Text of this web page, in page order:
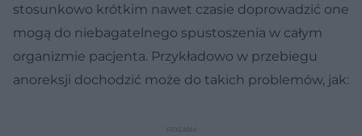
stosunkowo krótkim nawet czasie doprowadzić one
mogą do niebagatelnego spustoszenia w całym
organizmie pacjenta. Przykładowo w przebiegu
anoreksji dochodzić może do takich problemów, jak: